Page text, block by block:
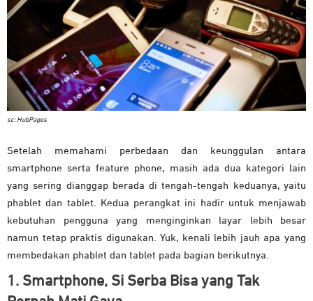
sc: HubPages
Setelah memahami perbedaan dan keunggulan antara
smartphone serta feature phone, masih ada dua kategori lain
yang sering dianggap berada di tengah-tengah keduanya, yaitu
phablet dan tablet. Kedua perangkat ini hadir untuk menjawab
kebutuhan pengguna yang menginginkan layar lebih besar
namun tetap praktis digunakan. Yuk, kenali lebih jauh apa yang
membedakan phablet dan tablet pada bagian berikutnya.
1. Smartphone, Si Serba Bisa yang Tak